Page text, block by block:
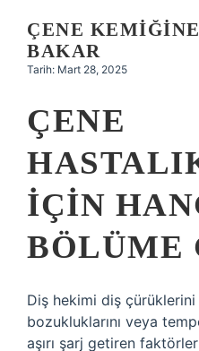
ÇENE
BAKAR
Tarih: Mart 28, 2025
ÇENE
IÇIN
BÖLÜME
Diş hekimi diş
bozukluklarını veya
aşırı şarj getiren